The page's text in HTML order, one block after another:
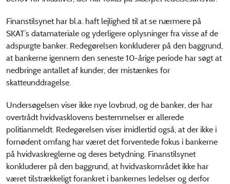
Finanstilsynet har bl.a. haft lejlighed til at se nærmere på
SKAT’s datamateriale og yderligere oplysninger fra visse af de
adspurgte banker. Redegørelsen konkluderer på den baggrund,
at bankerne igennem den seneste 10-årige periode har søgt at
nedbringe antallet af kunder, der mistænkes for
skatteunddragelse.
Undersøgelsen viser ikke nye lovbrud, og de banker, der har
overtrådt hvidvasklovens bestemmelser er allerede
politianmeldt. Redegørelsen viser imidlertid også, at der ikke i
fornødent omfang har været det forventede fokus i bankerne
på hvidvaskreglerne og deres betydning. Finanstilsynet
konkluderer på den baggrund, at hvidvaskområdet ikke har
været tilstrækkeligt forankret i bankernes ledelser og derfor